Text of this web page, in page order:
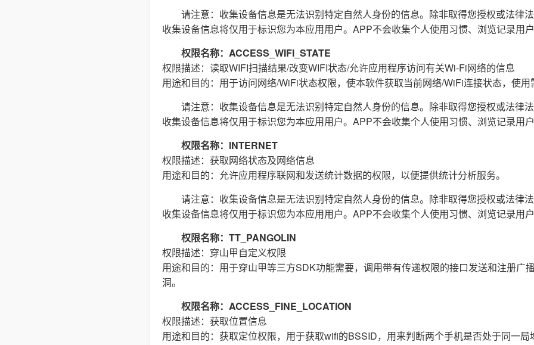
请注意：收集设备信息是无法识别特定自然人身份的信息。除非取得您授权或法律
收集设备信息将仅用于标识您为本应用用户。APP不会收集个人使用习惯、浏览记录用
权限名称：ACCESS_WIFI_STATE
权限描述：读取WIFI扫描结果/改变WIFI状态/允许应用程序访问有关Wi-Fi网络的信息
用途和目的：用于访问网络/WiFi状态权限，使本软件获取当前网络/WiFi连接状态，使
请注意：收集设备信息是无法识别特定自然人身份的信息。除非取得您授权或法律
收集设备信息将仅用于标识您为本应用用户。APP不会收集个人使用习惯、浏览记录用
权限名称：INTERNET
权限描述：获取网络状态及网络信息
用途和目的：允许应用程序联网和发送统计数据的权限，以便提供统计分析服务。
请注意：收集设备信息是无法识别特定自然人身份的信息。除非取得您授权或法律
收集设备信息将仅用于标识您为本应用用户。APP不会收集个人使用习惯、浏览记录用
权限名称：TT_PANGOLIN
权限描述：穿山甲自定义权限
用途和目的：用于穿山甲等三方SDK功能需要，调用带有传递权限的接口发送和注册广
洞。
权限名称：ACCESS_FINE_LOCATION
权限描述：获取位置信息
用途和目的：获取定位权限，用于获取wifi的BSSID，用来判断两个手机是否处于同一